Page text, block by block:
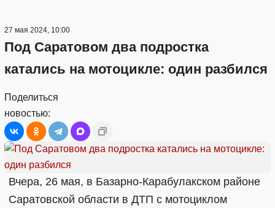
27 мая 2024, 10:00
Под Саратовом два подростка
катались на мотоцикле: один разбился
Поделиться
новостью:
Вчера, 26 мая, в Базарно-Карабулакском районе
Саратовской области в ДТП с мотоциклом